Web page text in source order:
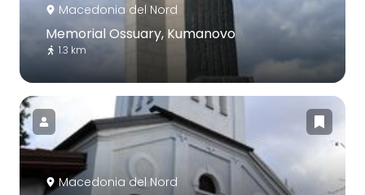
Macedonia del Nord
Memorial Ossuary, Kumanovo
1.3 km
Macedonia del Nord